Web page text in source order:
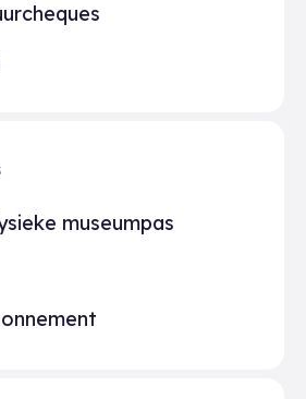
museumpas